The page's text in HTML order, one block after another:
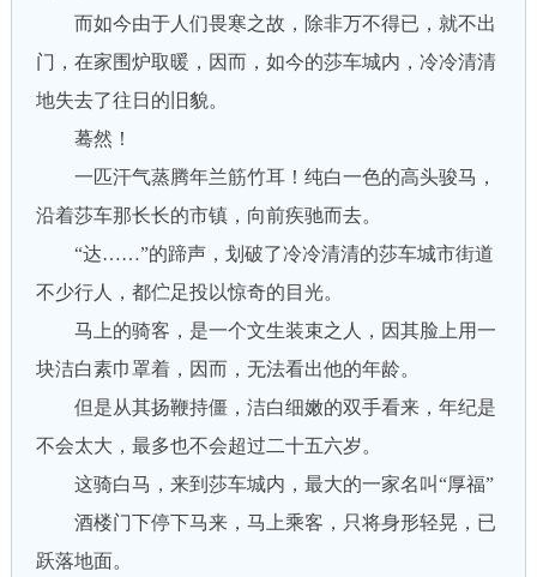
而如今由于人们畏寒之故，除非万不得已，就不出
门，在家围炉取暖，因而，如今的莎车城内，冷冷清清
地失去了往日的旧貌。
蓦然！
一匹汗气蒸腾年兰筋竹耳！纯白一色的高头骏马，
沿着莎车那长长的市镇，向前疾驰而去。
“达……”的蹄声，划破了冷冷清清的莎车城市街道
不少行人，都伫足投以惊奇的目光。
马上的骑客，是一个文生装束之人，因其脸上用一
块洁白素巾罩着，因而，无法看出他的年龄。
但是从其扬鞭持僵，洁白细嫩的双手看来，年纪是
不会太大，最多也不会超过二十五六岁。
这骑白马，来到莎车城内，最大的一家名叫“厚福”
酒楼门下停下马来，马上乘客，只将身形轻晃，已
跃落地面。